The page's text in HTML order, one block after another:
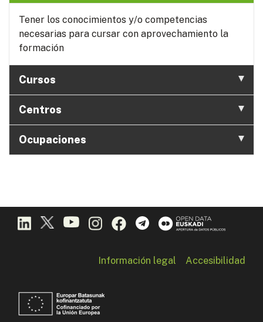
Tener los conocimientos y/o competencias
necesarias para cursar con aprovechamiento la
formación
Cursos
Centros
Ocupaciones
Información legal Accesibilidad